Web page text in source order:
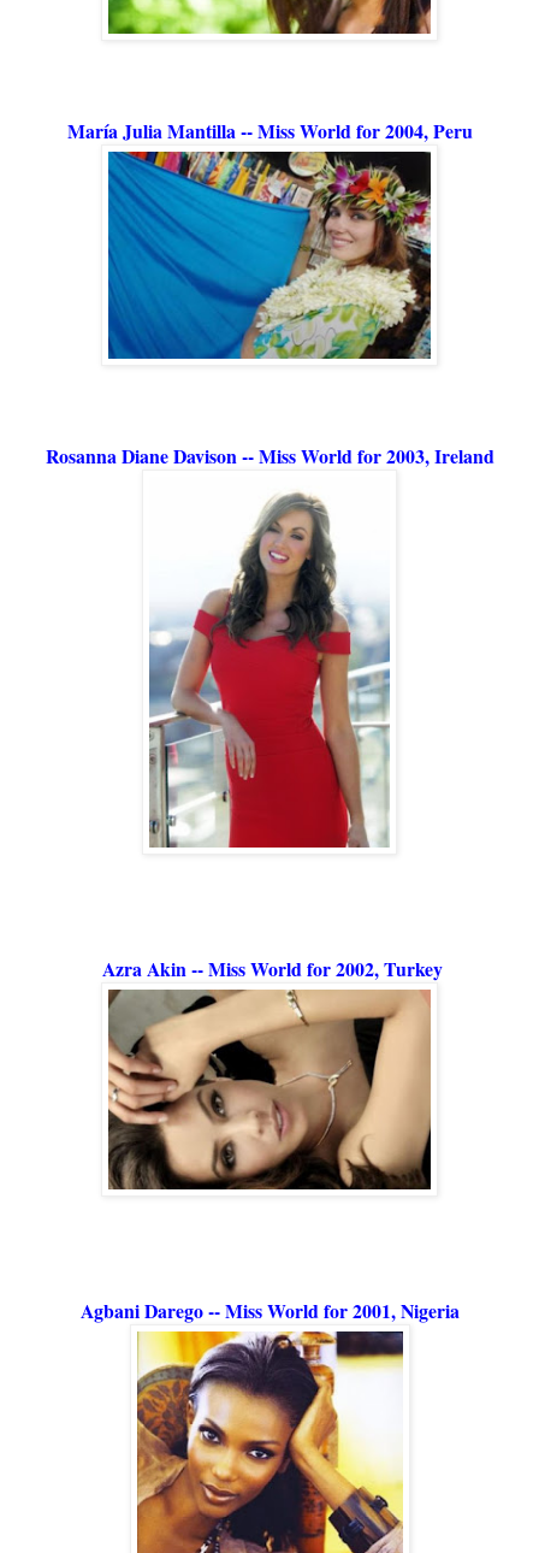
María Julia Mantilla -- Miss World for 2004, Peru
Rosanna Diane Davison -- Miss World for 2003, Ireland
Azra Akin -- Miss World for 2002, Turkey
Agbani Darego -- Miss World for 2001, Nigeria